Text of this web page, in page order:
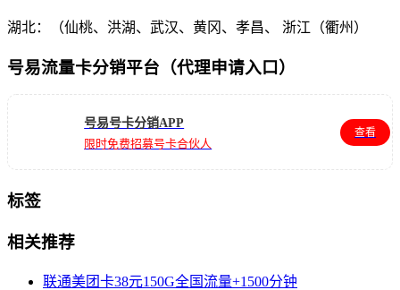
湖北：（仙桃、洪湖、武汉、黄冈、孝昌、 浙江（衢州）
号易流量卡分销平台（代理申请入口）
号易号卡分销APP
限时免费招募号卡合伙人
查看
标签
相关推荐
联通美团卡38元150G全国流量+1500分钟